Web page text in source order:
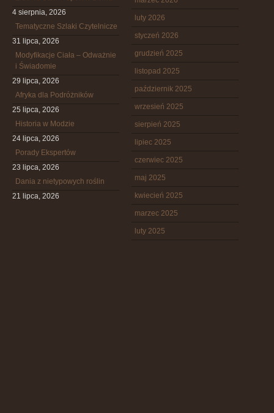
4 sierpnia, 2026
Tematyczne Szlaki Czytelnicze
31 lipca, 2026
Modyfikacje Ciała – Odważnie
i Świadomie
29 lipca, 2026
Afryka dla Podróżników
25 lipca, 2026
Historia w Modzie
24 lipca, 2026
Porady Ekspertów
23 lipca, 2026
Dania z nietypowych roślin
21 lipca, 2026
luty 2026
styczeń 2026
grudzień 2025
listopad 2025
październik 2025
wrzesień 2025
sierpień 2025
lipiec 2025
czerwiec 2025
maj 2025
kwiecień 2025
marzec 2025
luty 2025